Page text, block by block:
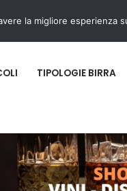
TIPOLOGIE BIRRA
la migliore